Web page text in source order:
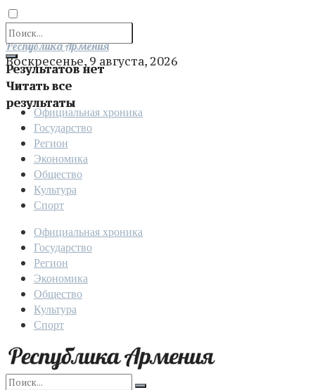
Результатов нет
Читать все
результаты
Отправить
Республика Армения
Воскресенье, 9 августа, 2026
Официальная хроника
Государство
Регион
Экономика
Общество
Культура
Спорт
Официальная хроника
Государство
Регион
Экономика
Общество
Культура
Спорт